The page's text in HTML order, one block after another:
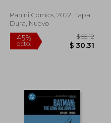
Panini Comics, 2022, Tapa
Dura, Nuevo